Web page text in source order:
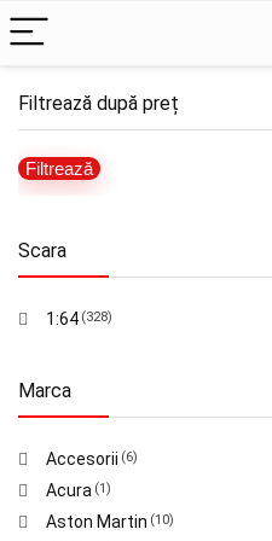
Filtrează după preț
Filtrează
Scara
1:64 (328)
Marca
Accesorii (6)
Acura (1)
Aston Martin (10)